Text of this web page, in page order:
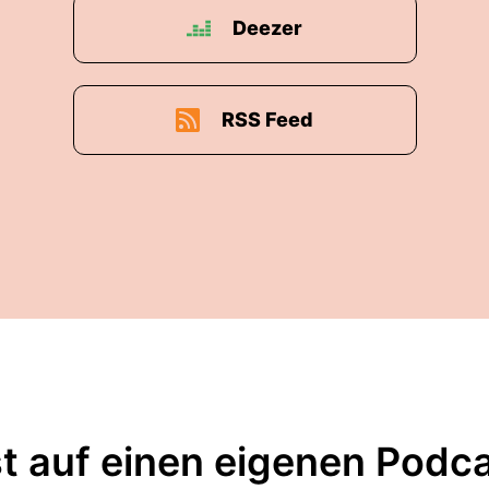
Deezer
RSS Feed
auf einen eigenen